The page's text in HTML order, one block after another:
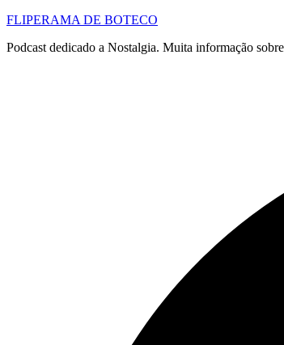
FLIPERAMA DE BOTECO
Podcast dedicado a Nostalgia. Muita informação